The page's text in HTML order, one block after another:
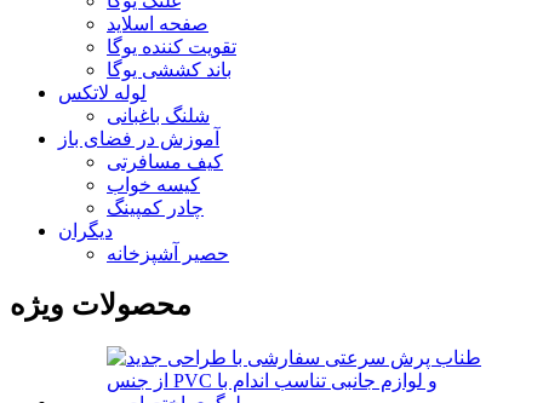
صفحه اسلاید
تقویت کننده یوگا
باند کششی یوگا
لوله لاتکس
شلنگ باغبانی
آموزش در فضای باز
کیف مسافرتی
کیسه خواب
چادر کمپینگ
دیگران
حصیر آشپزخانه
محصولات ویژه